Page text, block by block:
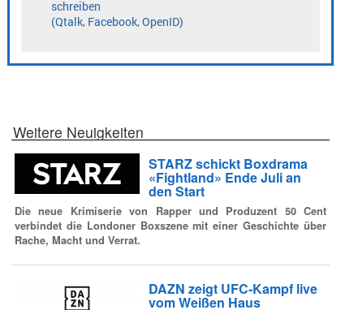
Weitere Neuigkeiten
STARZ schickt Boxdrama
«Fightland» Ende Juli an
den Start
Die neue Krimiserie von Rapper und Produzent 50 Cent
verbindet die Londoner Boxszene mit einer Geschichte über
Rache, Macht und Verrat.
DAZN zeigt UFC-Kampf live
vom Weißen Haus